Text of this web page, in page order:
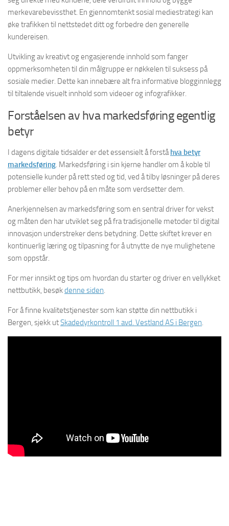
merkevarebevissthet. En gjennomtenkt sosial mediestrategi kan
øke trafikken til nettstedet ditt og forbedre den generelle
kundereisen.
Utvikling av kreativt og engasjerende innhold som fanger
oppmerksomheten til din målgruppe er nøkkelen til suksess på
sosiale medier. Dette kan innebære alt fra informative blogginnlegg
til tiltalende visuelt innhold som videoer og infografikker.
Forståelsen av hva markedsføring egentlig
betyr
I dagens digitale tidsalder er det essensielt å forståhva betyr
markedsføring. Markedsføring i sin kjerne handler om å koble til
potensielle kunder på rett sted og tid, ved å tilby løsninger på deres
problemer eller behov på en måte som verdsetter dem.
Anerkjennelsen av markedsføring som en sentral driver for vekst
og måten den har utviklet seg på fra tradisjonelle metoder til digital
innovasjon understreker dens betydning. Dette skiftet krever en
kontinuerlig læring og tilpasning for å utnytte de nye mulighetene
som oppstår.
For mer innsikt og tips om hvordan du starter og driver en vellykket
nettbutikk, besøkdenne siden.
For å finne kvalitetstjenester som kan støtte din nettbutikk i
Bergen, sjekk utSkadedyrkontroll 1 avd. Vestland AS i Bergen.